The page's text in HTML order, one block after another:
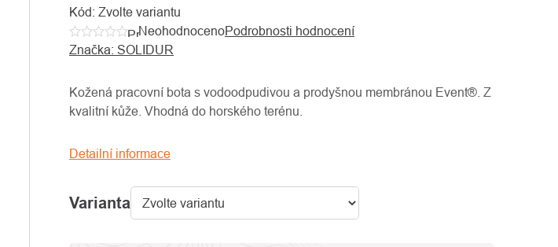
Kód: Zvolte variantu
Průměrné
hodnocení
je
0,0
5
NeohodnocenoPodrobnosti hodnocení
Značka: SOLIDUR
Varianta
Kožená pracovní bota s vodoodpudivou a prodyšnou membránou Event®. Z
kvalitní kůže. Vhodná do horského terénu.
Detailní informace